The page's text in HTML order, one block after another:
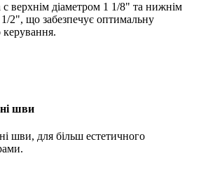
с верхнім діаметром 1 1/8" та нижнім
2", що забезпечує оптимальну
керування.
шви
шви, для більш естетичного